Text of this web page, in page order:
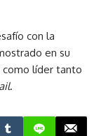
con la
en su
como líder tanto
.